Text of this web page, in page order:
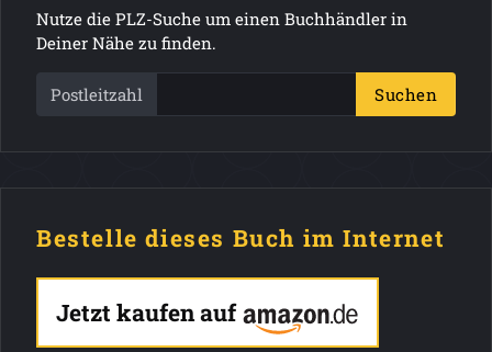
Nutze die PLZ-Suche um einen Buchhändler in
Deiner Nähe zu finden.
Postleitzahl Suchen
Bestelle dieses Buch im Internet
Jetzt kaufen auf